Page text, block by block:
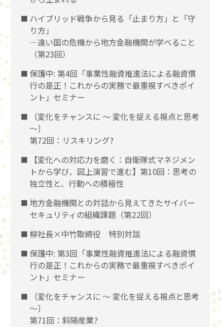
ハイブリッド戦争から見る「止まり方」と「守
り方」
―遠い国の危機から地方金融機関が学べること
（第23回）
保護中: 第4回「事業性融資推進法による融資慣
行の是正！これからの実務で最重視すべきポイ
ント」セミナー
〔変化をチャンスに 〜 変化を捉える視点と思考
〜〕
第72回：リスキリング?
【変化への対応力を磨く：自衛隊式マネジメン
トから学び、図上演習で進む】第10回：思考の
独立性と、行動への積極性
地方金融機関との対話から見えてきたサイバー
セキュリティの組織課題（第22回）
柳社長×中竹取締役 特別対談
保護中: 第3回「事業性融資推進法による融資慣
行の是正！これからの実務で最重視すべきポイ
ント」セミナー
〔変化をチャンスに 〜 変化を捉える視点と思考
〜〕
第71回：斜陽産業?